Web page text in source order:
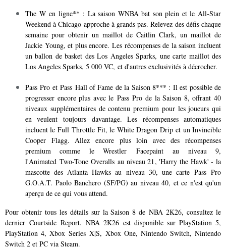
The W en ligne** : La saison WNBA bat son plein et le All-Star
Weekend à Chicago approche à grands pas. Relevez des défis chaque
semaine pour obtenir un maillot de Caitlin Clark, un maillot de
Jackie Young, et plus encore. Les récompenses de la saison incluent
un ballon de basket des Los Angeles Sparks, une carte maillot des
Los Angeles Sparks, 5 000 VC, et d'autres exclusivités à décrocher.
Pass Pro et Pass Hall of Fame de la Saison 8*** : Il est possible de
progresser encore plus avec le Pass Pro de la Saison 8, offrant 40
niveaux supplémentaires de contenu premium pour les joueurs qui
en veulent toujours davantage. Les récompenses automatiques
incluent le Full Throttle Fit, le White Dragon Drip et un Invincible
Cooper Flagg. Allez encore plus loin avec des récompenses
premium comme le Wrestler Facepaint au niveau 9,
l'Animated Two-Tone Overalls au niveau 21, 'Harry the Hawk' - la
mascotte des Atlanta Hawks au niveau 30, une carte Pass Pro
G.O.A.T. Paolo Banchero (SF/PG) au niveau 40, et ce n'est qu'un
aperçu de ce qui vous attend.
Pour obtenir tous les détails sur la Saison 8 de NBA 2K26, consultez le
dernier Courtside Report. NBA 2K26 est disponible sur PlayStation 5,
PlayStation 4, Xbox Series X|S, Xbox One, Nintendo Switch, Nintendo
Switch 2 et PC via Steam.